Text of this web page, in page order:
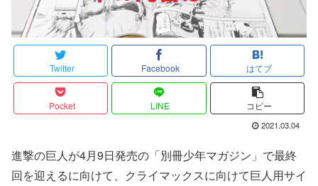
Twitter Facebook はてブ
Pocket LINE コピー
2021.03.04
進撃の巨人が4月9日発売の「別冊少年マガジン」で最終
回を迎えるに向けて、クライマックスに向けて巨人用サイ